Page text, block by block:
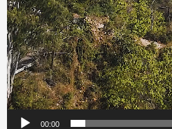
00:00